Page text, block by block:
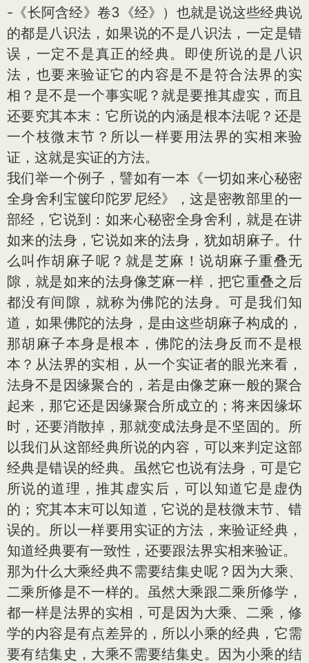
-《长阿含经》卷3《经》）也就是说这些经典说
的都是八识法，如果说的不是八识法，一定是错
误，一定不是真正的经典。即使所说的是八识
法，也要来验证它的内容是不是符合法界的实
相？是不是一个事实呢？就是要推其虚实，而且
还要究其本末：它所说的内涵是根本法呢？还是
一个枝微末节？所以一样要用法界的实相来验
证，这就是实证的方法。
我们举一个例子，譬如有一本《一切如来心秘密
全身舍利宝箧印陀罗尼经》，这是密教部里的一
部经，它说到：如来心秘密全身舍利，就是在讲
如来的法身，它说如来的法身，犹如胡麻子。什
么叫作胡麻子呢？就是芝麻！说胡麻子重叠无
隙，就是如来的法身像芝麻一样，把它重叠之后
都没有间隙，就称为佛陀的法身。可是我们知
道，如果佛陀的法身，是由这些胡麻子构成的，
那胡麻子本身是根本，佛陀的法身反而不是根
本？从法界的实相，从一个实证者的眼光来看，
法身不是因缘聚合的，若是由像芝麻一般的聚合
起来，那它还是因缘聚合所成立的；将来因缘坏
时，还要消散掉，那就变成法身是不坚固的。所
以我们从这部经典所说的内容，可以来判定这部
经典是错误的经典。虽然它也说有法身，可是它
所说的道理，推其虚实后，可以知道它是虚伪
的；究其本末可以知道，它说的是枝微末节、错
误的。所以一样要用实证的方法，来验证经典，
知道经典要有一致性，还要跟法界实相来验证。
那为什么大乘经典不需要结集史呢？因为大乘、
二乘所修是不一样的。虽然大乘跟二乘所修学，
都一样是法界的实相，可是因为大乘、二乘，修
学的内容是有点差异的，所以小乘的经典，它需
要有结集史，大乘不需要结集史。因为小乘的结